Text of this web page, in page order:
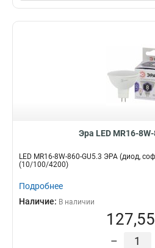
Эра LED MR16-
LED MR16-8W-860-GU5.3 ЭРА (диод,
(10/100/4200)
Подробнее
Наличие: В наличии
–